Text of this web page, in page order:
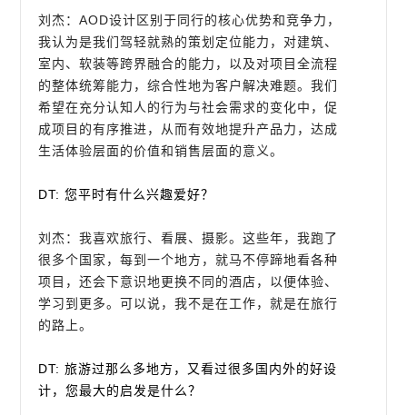
刘杰：AOD设计区别于同行的核心优势和竞争力，
我认为是我们驾轻就熟的策划定位能力，对建筑、
室内、软装等跨界融合的能力，以及对项目全流程
的整体统筹能力，综合性地为客户解决难题。我们
希望在充分认知人的行为与社会需求的变化中，促
成项目的有序推进，从而有效地提升产品力，达成
生活体验层面的价值和销售层面的意义。
DT: 您平时有什么兴趣爱好？
刘杰：我喜欢旅行、看展、摄影。这些年，我跑了
很多个国家，每到一个地方，就马不停蹄地看各种
项目，还会下意识地更换不同的酒店，以便体验、
学习到更多。可以说，我不是在工作，就是在旅行
的路上。
DT: 旅游过那么多地方，又看过很多国内外的好设
计，您最大的启发是什么？